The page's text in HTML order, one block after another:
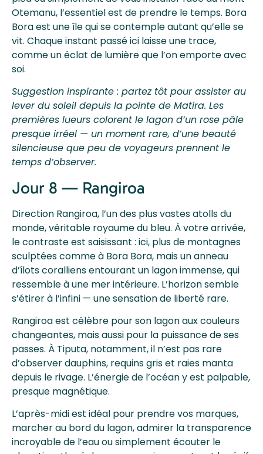
Otemanu, l’essentiel est de prendre le temps. Bora
Bora est une île qui se contemple autant qu’elle se
vit. Chaque instant passé ici laisse une trace,
comme un éclat de lumière que l’on emporte avec
soi.
Suggestion inspirante : partez tôt pour assister au
lever du soleil depuis la pointe de Matira. Les
premières lueurs colorent le lagon d’un rose pâle
presque irréel — un moment rare, d’une beauté
silencieuse que peu de voyageurs prennent le
temps d’observer.
Jour 8 — Rangiroa
Direction Rangiroa, l’un des plus vastes atolls du
monde, véritable royaume du bleu. À votre arrivée,
le contraste est saisissant : ici, plus de montagnes
sculptées comme à Bora Bora, mais un anneau
d’îlots coralliens entourant un lagon immense, qui
ressemble à une mer intérieure. L’horizon semble
s’étirer à l’infini — une sensation de liberté rare.
Rangiroa est célèbre pour son lagon aux couleurs
changeantes, mais aussi pour la puissance de ses
passes. À Tiputa, notamment, il n’est pas rare
d’observer dauphins, requins gris et raies manta
depuis le rivage. L’énergie de l’océan y est palpable,
presque magnétique.
L’après-midi est idéal pour prendre vos marques,
marcher au bord du lagon, admirer la transparence
incroyable de l’eau ou simplement écouter le